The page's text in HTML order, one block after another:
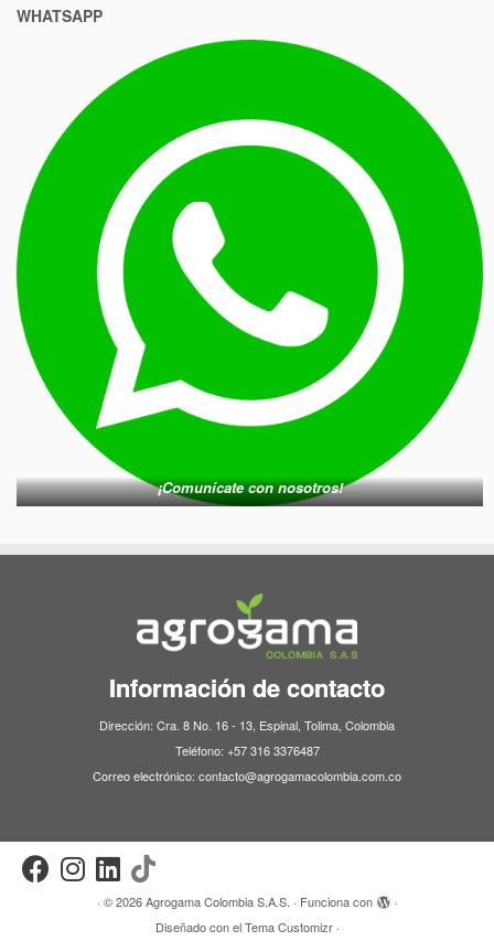
WHATSAPP
¡Comunícate con nosotros!
Información de contacto
Dirección: Cra. 8 No. 16 - 13, Espinal, Tolima, Colombia
Teléfono: +57 316 3376487
Correo electrónico: contacto@agrogamacolombia.com.co
· © 2026 Agrogama Colombia S.A.S. · Funciona con
·
Diseñado con elTema Customizr·